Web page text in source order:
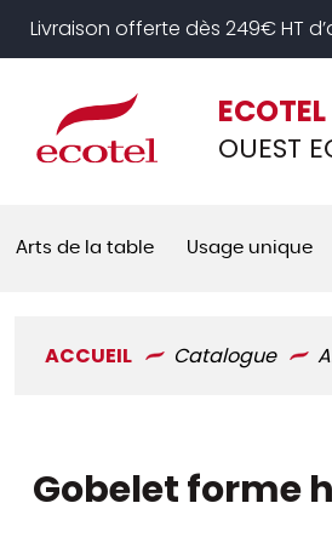
Livraison offerte dès 249€ HT
ECOTEL
OUEST
Arts de la table Usage unique
ACCUEIL Catalogue
Gobelet forme
Panneau de gestion des cookies